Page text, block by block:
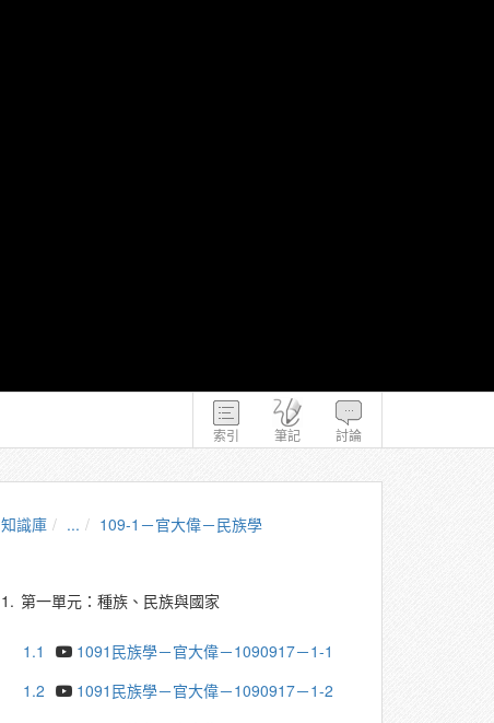
索引 筆記 討論
知識庫 ... 109-1－官大偉－民族學
1. 第一單元：種族、民族與國家
1.1
1091民族學－官大偉－1090917－1-1
1.2
1091民族學－官大偉－1090917－1-2